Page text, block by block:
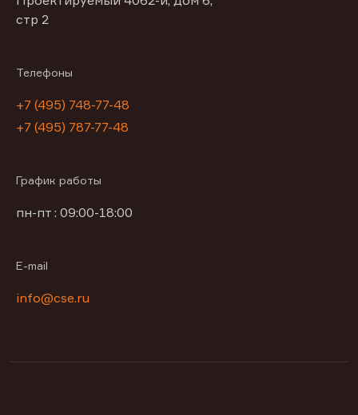
стр 2
Телефоны
+7 (495) 748-77-48
+7 (495) 787-77-48
График работы
пн-пт : 09:00-18:00
E-mail
info@cse.ru